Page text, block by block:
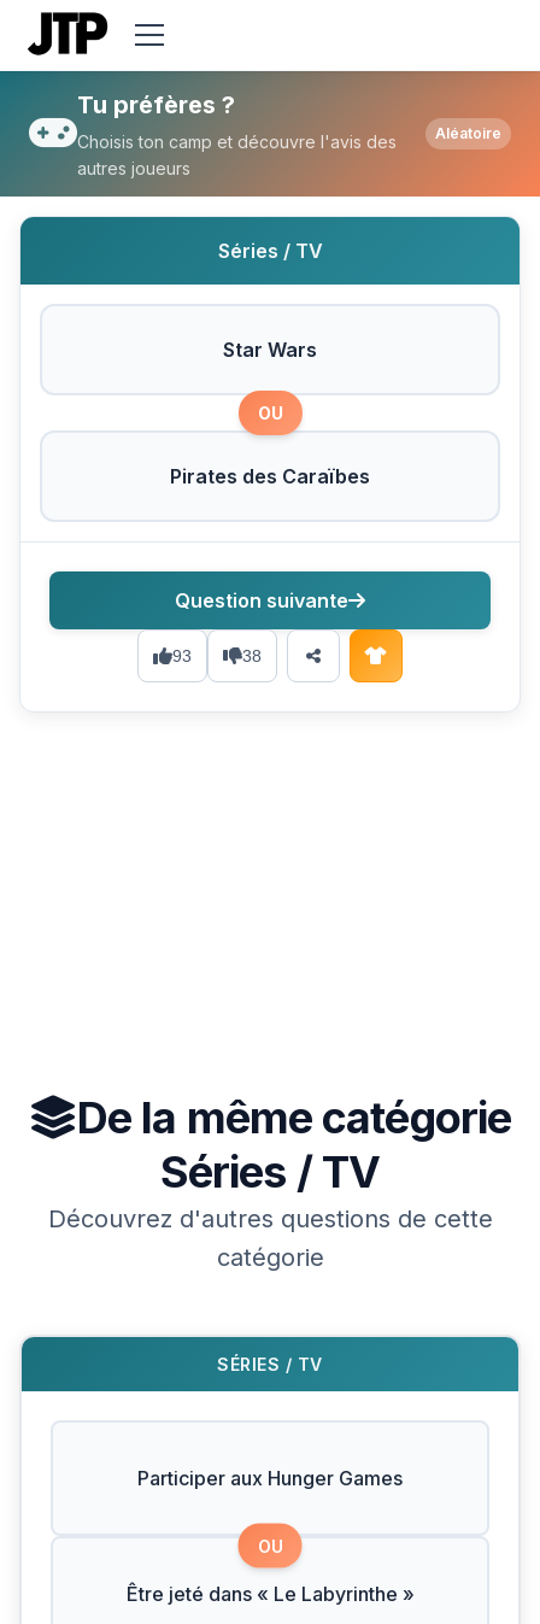
Tu préfères Star Wars ou Pirates des
Tu préfères ?
Choisis ton camp et découvre l'avis des
autres joueurs
Aléatoire
Séries / TV
Star Wars
OU
Pirates des Caraïbes
93 38
Question suivante
De la même catégorie
Séries / TV
Découvrez d'autres questions de cette
catégorie
SÉRIES / TV
Participer aux Hunger Games
OU
Être jeté dans « Le Labyrinthe »